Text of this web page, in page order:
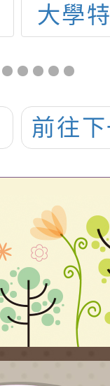
大學
第1學
育諮
前往